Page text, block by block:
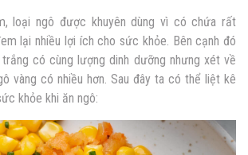
loại ngô được khuyên dùng vì có chứa rất
lại nhiều lợi ích cho sức khỏe. Bên cạnh đó
trắng có cùng lượng dinh dưỡng nhưng xét về
vàng có nhiều hơn. Sau đây ta có thể liệt kê
khỏe khi ăn ngô: